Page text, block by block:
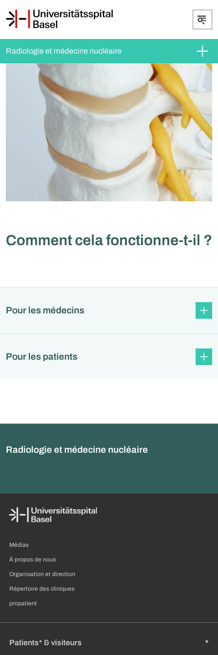
Radiologie et médecine nucléaire
Comment cela fonctionne-t-il ?
Pour les médecins
Pour les patients
Radiologie et médecine nucléaire
Médias
À propos de nous
Organisation et direction
Répertoire des cliniques
propatient
Patients* & visiteurs